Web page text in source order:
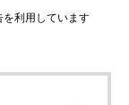
を利用しています